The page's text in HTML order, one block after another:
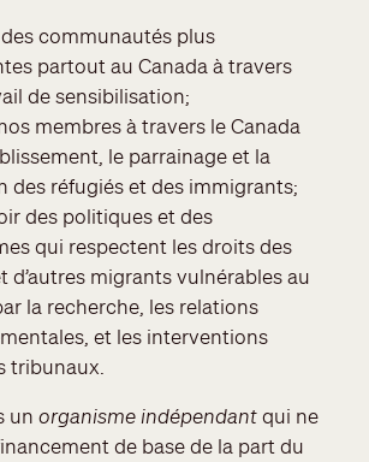
communautés plus
partout au Canada à travers
de sensibilisation;
membres à travers le Canada
le parrainage et la
des réfugiés et des immigrants;
des politiques et des
qui respectent les droits des
d’autres migrants vulnérables au
la recherche, les relations
et les interventions
tribunaux.
un organisme indépendantqui ne
de base de la part du